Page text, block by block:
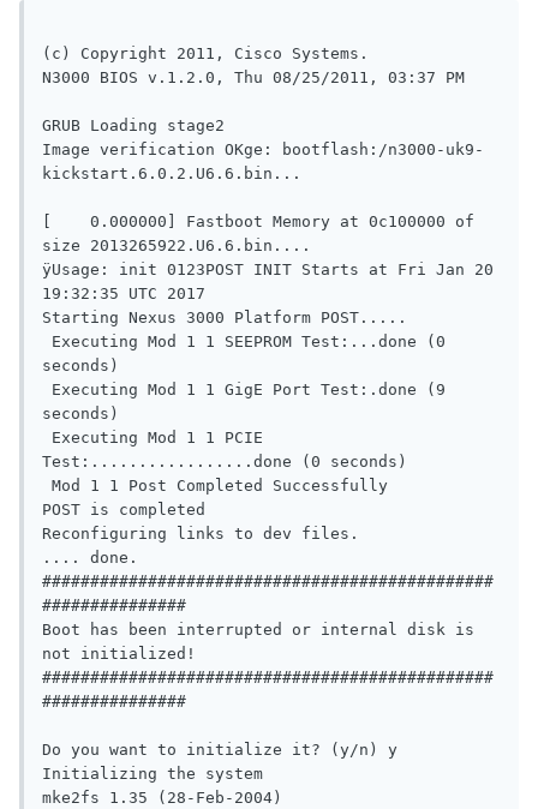
(c) Copyright 2011, Cisco Systems.
N3000 BIOS v.1.2.0, Thu 08/25/2011, 03:37 PM
GRUB Loading stage2
Image verification OKge: bootflash:/n3000-uk9-
kickstart.6.0.2.U6.6.bin...
[    0.000000] Fastboot Memory at 0c100000 of
size 2013265922.U6.6.bin....
ÿUsage: init 0123POST INIT Starts at Fri Jan 20
19:32:35 UTC 2017
Starting Nexus 3000 Platform POST.....
seconds)
seconds)
Test:.................done (0 seconds)
POST is completed
Reconfiguring links to dev files.
.... done.
###############################################
###############
Boot has been interrupted or internal disk is
not initialized!
###############################################
###############
Do you want to initialize it? (y/n) y
Initializing the system
mke2fs 1.35 (28-Feb-2004)